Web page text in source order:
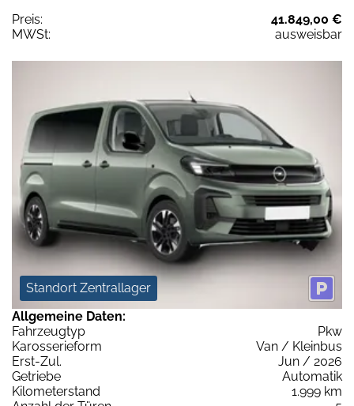
Preis:
41.849,00 €
MWSt:
ausweisbar
Standort Zentrallager
Allgemeine Daten:
Fahrzeugtyp
Pkw
Karosserieform
Van / Kleinbus
Erst-Zul.
Jun / 2026
Getriebe
Automatik
Kilometerstand
1.999 km